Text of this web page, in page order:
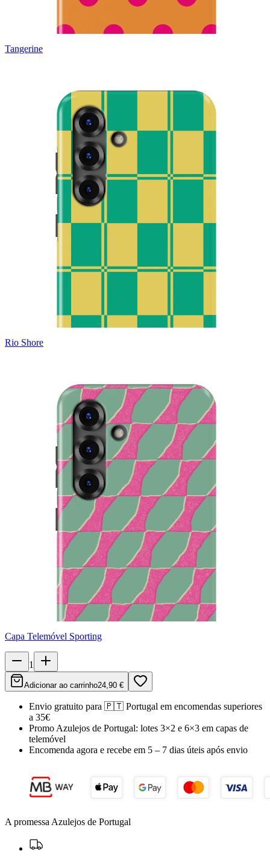
Tangerine
Rio Shore
Capa Telemóvel Sporting
1
Adicionar ao carrinho24,90 €
Envio gratuito para 🇵🇹 Portugal em encomendas superiores
a 35€
Promo Azulejos de Portugal: lotes 3×2 e 6×3 em capas de
telemóvel
Encomenda agora e recebe em 5 – 7 dias úteis após envio
A promessa Azulejos de Portugal